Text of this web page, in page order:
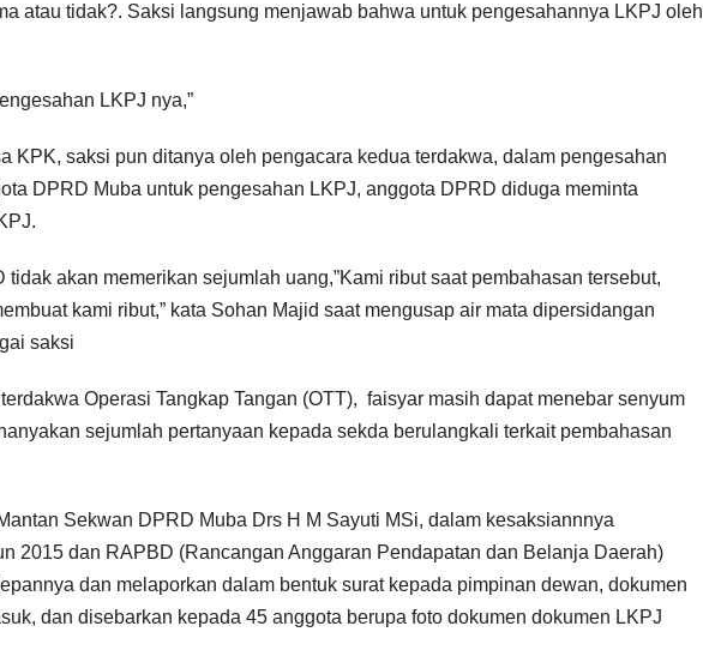
atau tidak?. Saksi langsung menjawab bahwa untuk pengesahannya LKPJ oleh
LKPJ nya,”
KPK, saksi pun ditanya oleh pengacara kedua terdakwa, dalam pengesahan
DPRD Muba untuk pengesahan LKPJ, anggota DPRD diduga meminta
akan memerikan sejumlah uang,”Kami ribut saat pembahasan tersebut,
kami ribut,” kata Sohan Majid saat mengusap air mata dipersidangan
saksi
Operasi Tangkap Tangan (OTT), faisyar masih dapat menebar senyum
sejumlah pertanyaan kepada sekda berulangkali terkait pembahasan
Sekwan DPRD Muba Drs H M Sayuti MSi, dalam kesaksiannnya
2015 dan RAPBD (Rancangan Anggaran Pendapatan dan Belanja Daerah)
dan melaporkan dalam bentuk surat kepada pimpinan dewan, dokumen
dan disebarkan kepada 45 anggota berupa foto dokumen dokumen LKPJ